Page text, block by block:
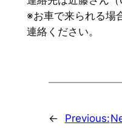
※お車で来られる場
連絡ください。
←
Previous: